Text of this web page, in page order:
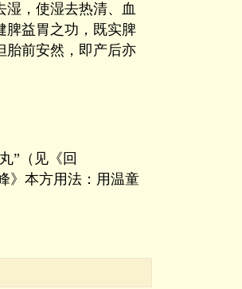
，使湿去热清、血
脾益胃之功，既实脾
胎前安然，即产后亦
”（见《回
》本方用法：用温童